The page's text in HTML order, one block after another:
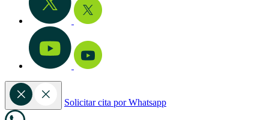
Solicitar cita por Whatsapp